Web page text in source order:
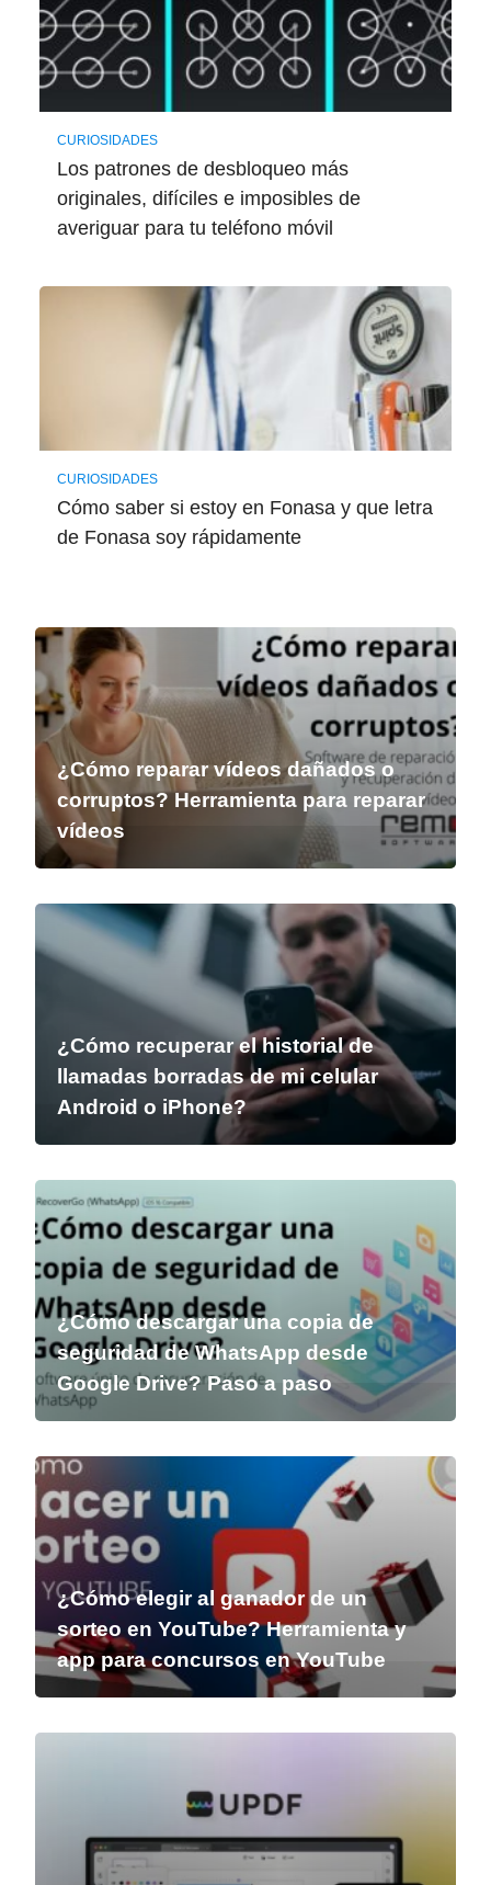
CURIOSIDADES
Los patrones de desbloqueo más
originales, difíciles e imposibles de
averiguar para tu teléfono móvil
CURIOSIDADES
Cómo saber si estoy en Fonasa y que letra
de Fonasa soy rápidamente
¿Cómo reparar vídeos dañados o
corruptos? Herramienta para reparar
vídeos
¿Cómo recuperar el historial de
llamadas borradas de mi celular
Android o iPhone?
¿Cómo descargar una copia de
seguridad de WhatsApp desde
Google Drive? Paso a paso
¿Cómo elegir al ganador de un
sorteo en YouTube? Herramienta y
app para concursos en YouTube